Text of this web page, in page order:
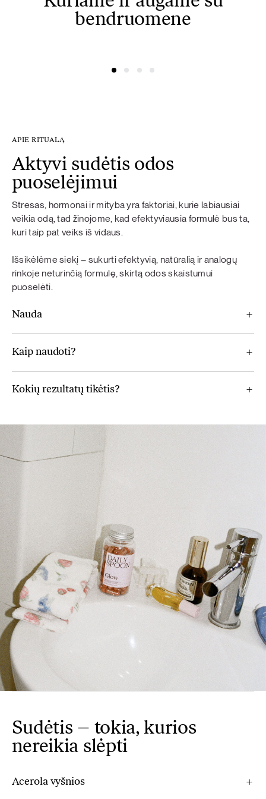
bendruomene
APIE RITUALĄ
Aktyvi sudėtis odos
puoselėjimui
Stresas, hormonai ir mityba yra faktoriai, kurie labiausiai
veikia odą, tad žinojome, kad efektyviausia formulė bus ta,
kuri taip pat veiks iš vidaus.
Išsikėlėme siekį – sukurti efektyvią, natūralią ir analogų
rinkoje neturinčią formulę, skirtą odos skaistumui
puoselėti.
Nauda
Kaip naudoti?
Kokių rezultatų tikėtis?
Sudėtis – tokia, kurios
nereikia slėpti
Acerola vyšnios